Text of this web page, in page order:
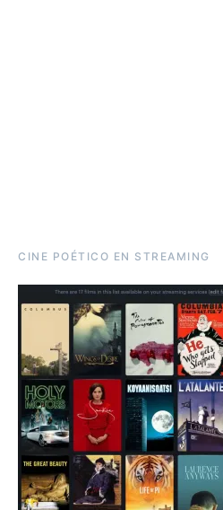
CINE POÉTICO EN STREAMING